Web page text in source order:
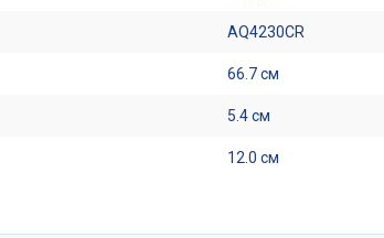
AQ4230CR
66.7 см
5.4 см
12.0 см